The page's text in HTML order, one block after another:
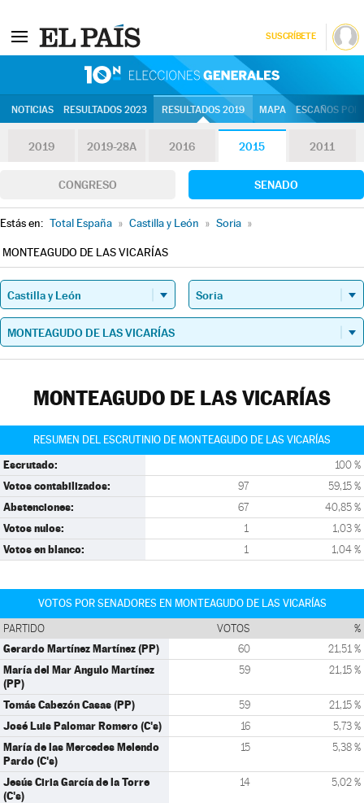
SUSCRÍBETE
NOTICIAS RESULTADOS 2023 RESULTADOS 2019 MAPA ESCAÑOS
2019 2019-28A 2016 2015 2011
CONGRESO SENADO
Estás en: Total España » Castilla y León » Soria »
MONTEAGUDO DE LAS VICARÍAS
MONTEAGUDO DE LAS VICARÍAS
RESUMEN DEL ESCRUTINIO DE MONTEAGUDO DE LAS VICARÍAS
Escrutado: 100 %
Votos contabilizados: 97 59,15 %
Abstenciones: 67 40,85 %
Votos nulos: 1 1,03 %
Votos en blanco: 1 1,04 %
VOTOS POR SENADORES EN MONTEAGUDO DE LAS VICARÍAS
PARTIDO VOTOS %
Gerardo Martínez Martínez (PP) 60 21,51 %
María del Mar Angulo Martínez
(PP)
59 21,15 %
Tomás Cabezón Casas (PP) 59 21,15 %
José Luis Palomar Romero (C's) 16 5,73 %
María de las Mercedes Melendo
Pardo (C's)
15 5,38 %
Jesús Ciria García de la Torre
(C's)
14 5,02 %